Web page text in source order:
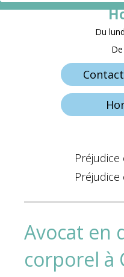
Du
Avocat en
corporel à